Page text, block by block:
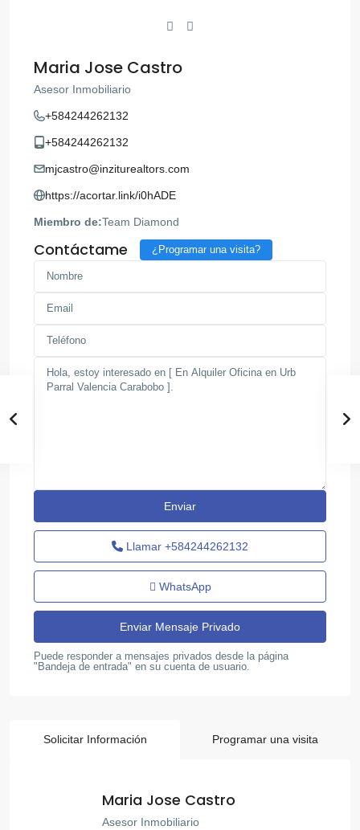
Maria Jose Castro
Asesor Inmobiliario
+584244262132
+584244262132
mjcastro@inziturealtors.com
https://acortar.link/i0hADE
Miembro de:Team Diamond
Contáctame ¿Programar una visita?
Llamar +584244262132
WhatsApp
Puede responder a mensajes privados desde la página
"Bandeja de entrada" en su cuenta de usuario.
Solicitar Información Programar una visita
Maria Jose Castro
Asesor Inmobiliario